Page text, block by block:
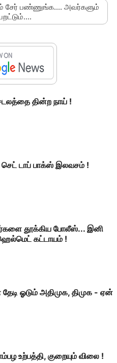
சேர் பண்ணுங்க.... அவர்களும்
தின்ற நாய் !
செட் டாப் பாக்ஸ் இலவசம் !
தூக்கிய போலீஸ்... இனி
கட்டாயம் !
ஓடும் அதிமுக, திமுக - ஏன்
உற்பத்தி, குறையும் விலை !